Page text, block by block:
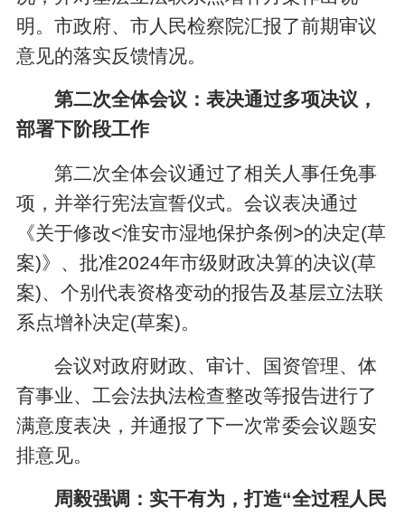
明。市政府、市人民检察院汇报了前期审议
意见的落实反馈情况。
第二次全体会议：表决通过多项决议，
部署下阶段工作
第二次全体会议通过了相关人事任免事
项，并举行宪法宣誓仪式。会议表决通过
《关于修改<淮安市湿地保护条例>的决定(草
案)》、批准2024年市级财政决算的决议(草
案)、个别代表资格变动的报告及基层立法联
系点增补决定(草案)。
会议对政府财政、审计、国资管理、体
育事业、工会法执法检查整改等报告进行了
满意度表决，并通报了下一次常委会议题安
排意见。
周毅强调：实干有为，打造“全过程人民